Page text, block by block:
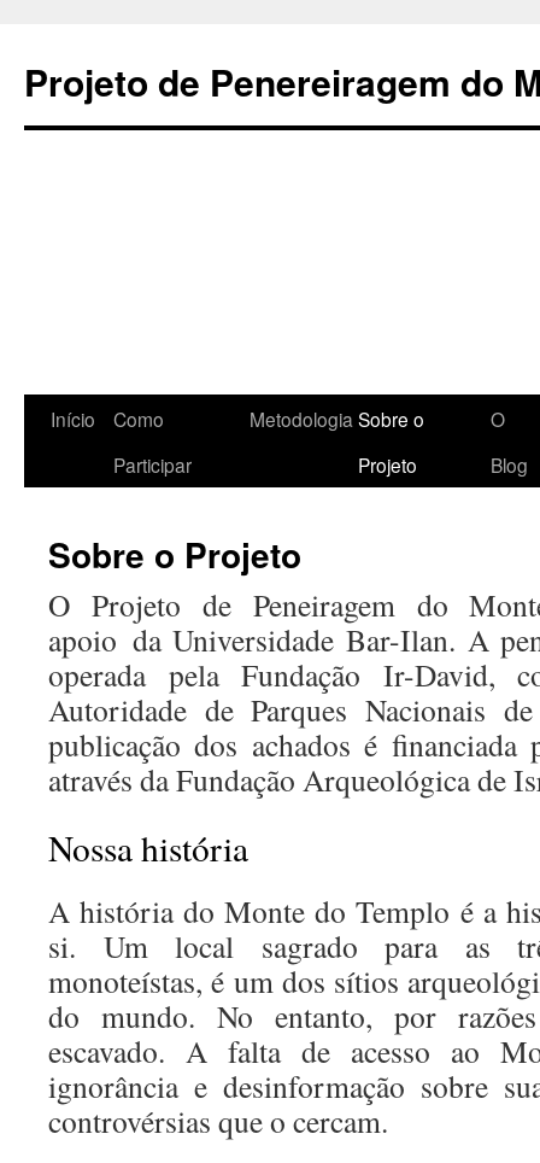
Projeto de Penereiragem do
Pular
conteúdo
Início
Como
Participar
Metodologia Sobre o
Projeto
O
Blog
Sobre o Projeto
O Projeto de Peneiragem do
apoio da Universidade Bar-Ilan. A
operada pela Fundação Ir-David,
Autoridade de Parques Nacionais
publicação dos achados é financiada
através da Fundação Arqueológica de
Nossa história
A história do Monte do Templo é a
si. Um local sagrado para as
monoteístas, é um dos sítios
do mundo. No entanto, por
escavado. A falta de acesso ao
ignorância e desinformação sobre
controvérsias que o cercam.